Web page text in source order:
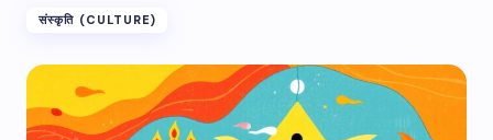
संस्कृति (CULTURE)